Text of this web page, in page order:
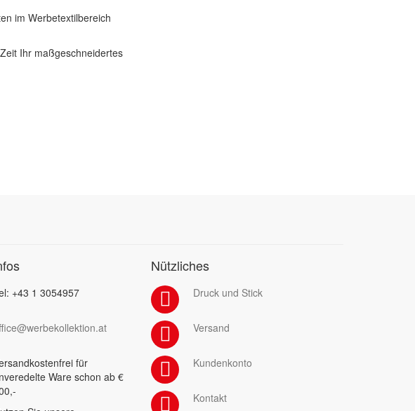
im Werbetextilbereich
Ihr maßgeschneidertes
+43 1 3054957
für
Ware schon ab €
Nützliches
Druck und Stick
Versand
Kundenkonto
Kontakt